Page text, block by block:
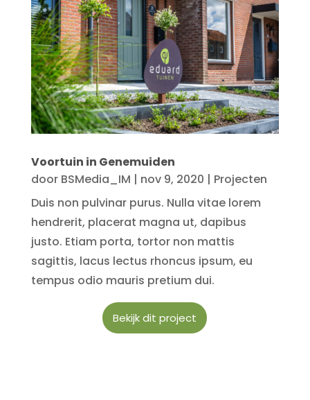
Voortuin in Genemuiden
door BSMedia_IM | nov 9, 2020 | Projecten
Duis non pulvinar purus. Nulla vitae lorem
hendrerit, placerat magna ut, dapibus
justo. Etiam porta, tortor non mattis
sagittis, lacus lectus rhoncus ipsum, eu
tempus odio mauris pretium dui.
Bekijk dit project